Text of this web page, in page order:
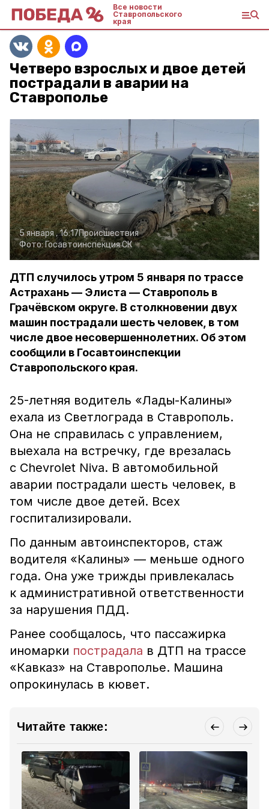
Все новости
Ставропольского
края
Четверо взрослых и двое детей
пострадали в аварии на
Ставрополье
5 января , 16:17Происшествия
Фото:Госавтоинспекция СК
ДТП случилось утром 5 января по трассе
Астрахань — Элиста — Ставрополь в
Грачёвском округе. В столкновении двух
машин пострадали шесть человек, в том
числе двое несовершеннолетних. Об этом
сообщили в Госавтоинспекции
Ставропольского края.
25-летняя водитель «Лады-Калины»
ехала из Светлограда в Ставрополь.
Она не справилась с управлением,
выехала на встречку, где врезалась
с Chevrolet Niva. В автомобильной
аварии пострадали шесть человек, в
том числе двое детей. Всех
госпитализировали.
По данным автоинспекторов, стаж
водителя «Калины» — меньше одного
года. Она уже трижды привлекалась
к административной ответственности
за нарушения ПДД.
Ранее сообщалось, что пассажирка
иномарки пострадала в ДТП на трассе
«Кавказ» на Ставрополье. Машина
опрокинулась в кювет.
Читайте также: